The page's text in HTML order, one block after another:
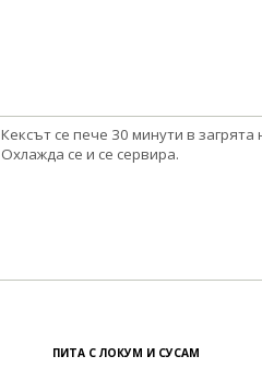
Кексът се пече 30 минути в загрята
Охлажда се и се сервира.
ПИТА С ЛОКУМ И СУСАМ